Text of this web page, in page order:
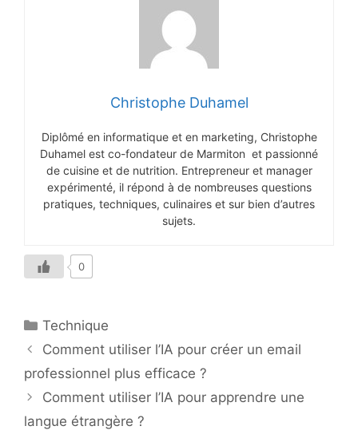
Christophe Duhamel
Diplômé en informatique et en marketing, Christophe
Duhamel est co-fondateur de Marmiton et passionné
de cuisine et de nutrition. Entrepreneur et manager
expérimenté, il répond à de nombreuses questions
pratiques, techniques, culinaires et sur bien d’autres
sujets.
0
Catégories
Technique
Comment utiliser l’IA pour créer un email
professionnel plus efficace ?
Comment utiliser l’IA pour apprendre une
langue étrangère ?